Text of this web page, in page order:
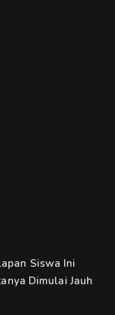
Siswa Ini
Dimulai Jauh